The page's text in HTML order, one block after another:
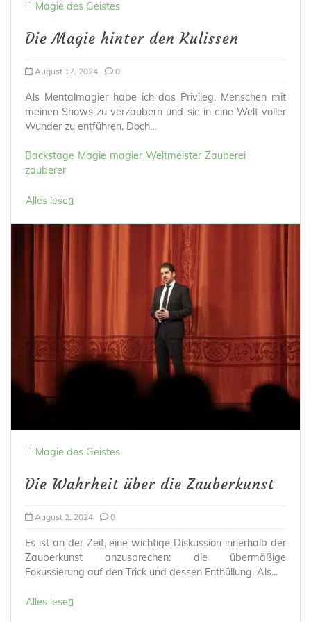
In Magie des Geistes
Die Magie hinter den Kulissen
August 17, 2024 0
Als Mentalmagier habe ich das Privileg, Menschen mit
meinen Shows zu verzaubern und sie in eine Welt voller
Wunder zu entführen. Doch...
Backstage Magie magier Weltmeister Zauberei
zauberer
Alles lesen
In Magie des Geistes
Die Wahrheit über die Zauberkunst
August 2, 2024 0
Es ist an der Zeit, eine wichtige Diskussion innerhalb der
Zauberkunst anzusprechen: die übermäßige
Fokussierung auf den Trick und dessen Enthüllung. Als...
Alles lesen